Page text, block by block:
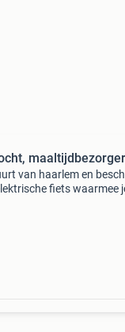
van haarlem en
fiets waarmee